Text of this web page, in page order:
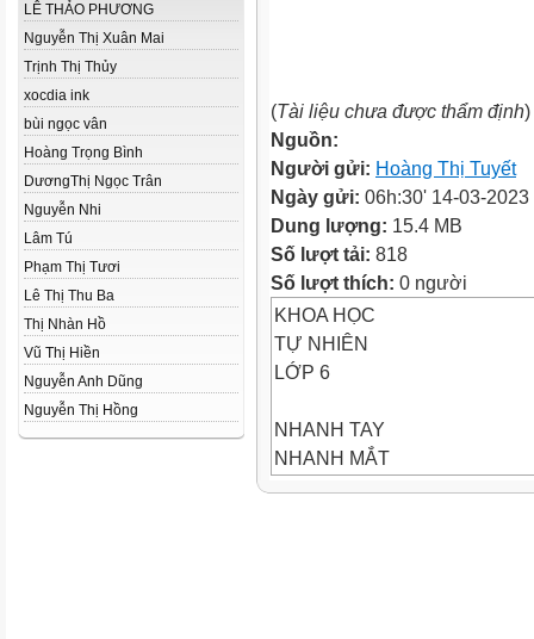
LÊ THẢO PHƯƠNG
Nguyễn Thị Xuân Mai
Trịnh Thị Thủy
xocdia ink
bùi ngọc vân
Hoàng Trọng Bình
DươngThị Ngọc Trân
Nguyễn Nhi
Lâm Tú
Phạm Thị Tươi
Lê Thị Thu Ba
Thị Nhàn Hồ
Vũ Thị Hiền
Nguyễn Anh Dũng
Nguyễn Thị Hồng
(Tài liệu chưa được thẩm định)
Nguồn:
Người gửi: Hoàng Thị Tuyết
Ngày gửi: 06h:30' 14-03-2023
Dung lượng: 15.4 MB
Số lượt tải: 818
Số lượt thích: 0 người
KHOA HỌC
TỰ NHIÊN
LỚP 6
NHANH TAY
NHANH MẮT